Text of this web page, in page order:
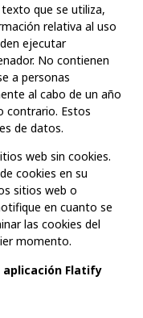
que se utiliza,
relativa al uso
ejecutar
No contienen
a personas
al cabo de un año
contrario. Estos
de datos.
web sin cookies.
cookies en su
sitios web o
en cuanto se
las cookies del
momento.
aplicación Flatify